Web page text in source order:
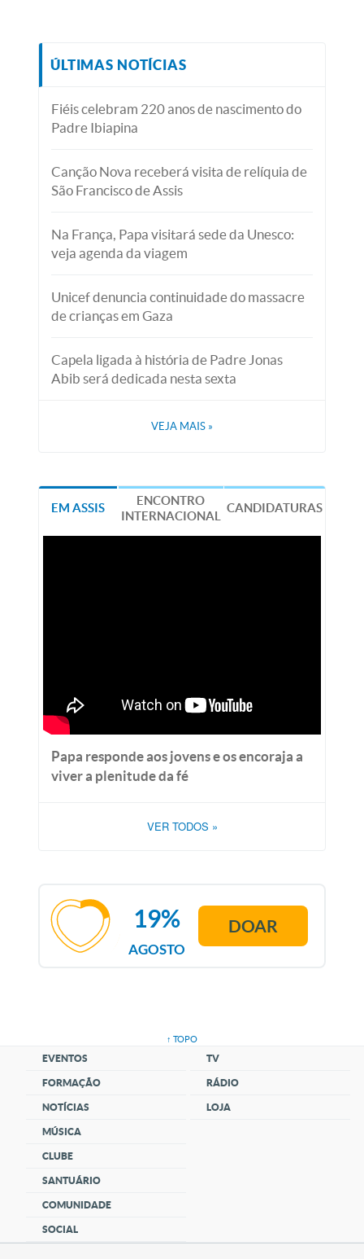
ÚLTIMAS NOTÍCIAS
Fiéis celebram 220 anos de nascimento do
Padre Ibiapina
Canção Nova receberá visita de relíquia de
São Francisco de Assis
Na França, Papa visitará sede da Unesco:
veja agenda da viagem
Unicef denuncia continuidade do massacre
de crianças em Gaza
Capela ligada à história de Padre Jonas
Abib será dedicada nesta sexta
VEJA MAIS »
EM ASSIS
ENCONTRO
INTERNACIONAL
CANDIDATURAS
Papa responde aos jovens e os encoraja a
viver a plenitude da fé
VER TODOS »
AGOSTO
19% DOAR
↑ TOPO
EVENTOS
FORMAÇÃO
NOTÍCIAS
MÚSICA
CLUBE
SANTUÁRIO
COMUNIDADE
SOCIAL
TV
RÁDIO
LOJA